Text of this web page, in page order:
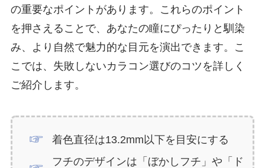
の重要なポイントがあります。これらのポイント
を押さえることで、あなたの瞳にぴったりと馴染
み、より自然で魅力的な目元を演出できます。こ
こでは、失敗しないカラコン選びのコツを詳しく
ご紹介します。
着色直径は13.2mm以下を目安にする
フチのデザインは「ぼかしフチ」や「ド